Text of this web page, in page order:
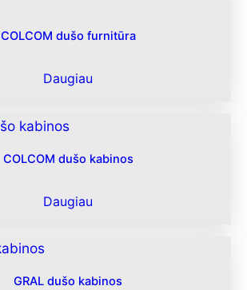
COLCOM dušo furnitūra
Daugiau
COLCOM dušo kabinos
Daugiau
GRAL dušo kabinos